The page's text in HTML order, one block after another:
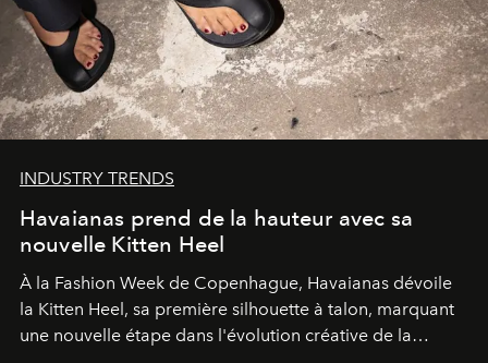
INDUSTRY TRENDS
Havaianas prend de la hauteur avec sa
nouvelle Kitten Heel
À la Fashion Week de Copenhague, Havaianas dévoile
la Kitten Heel, sa première silhouette à talon, marquant
une nouvelle étape dans l'évolution créative de la